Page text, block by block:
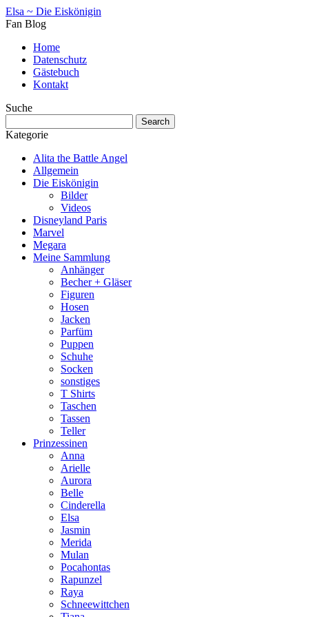
Elsa ~ Die Eiskönigin
Fan Blog
Home
Datenschutz
Gästebuch
Kontakt
Suche
Kategorie
Alita the Battle Angel
Allgemein
Die Eiskönigin
Bilder
Videos
Disneyland Paris
Marvel
Megara
Meine Sammlung
Anhänger
Becher + Gläser
Figuren
Hosen
Jacken
Parfüm
Puppen
Schuhe
Socken
sonstiges
T Shirts
Taschen
Tassen
Teller
Prinzessinen
Anna
Arielle
Aurora
Belle
Cinderella
Elsa
Jasmin
Merida
Mulan
Pocahontas
Rapunzel
Raya
Schneewittchen